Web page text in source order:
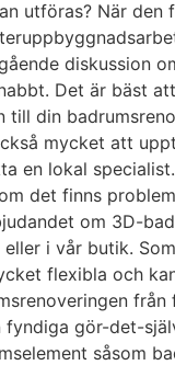
utföras? När
diskussion
Det är bäst
din
mycket att
en lokal
det finns
om 3D-
i vår butik.
flexibla och
gör-det-
såsom